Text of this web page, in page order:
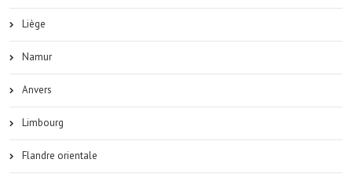
Liège
Namur
Anvers
Limbourg
Flandre orientale